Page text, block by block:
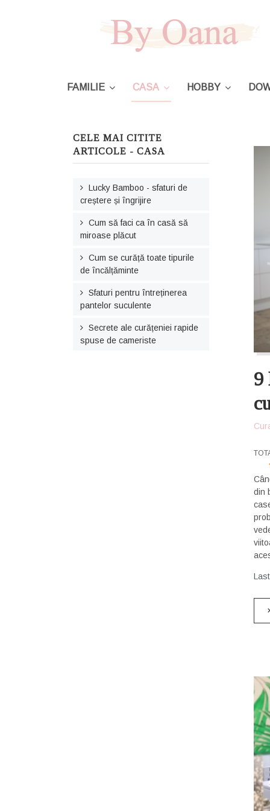
FAMILIE CASA HOBBY
9
din
CELE MAI CITITE
ARTICOLE - CASA
Lucky Bamboo - sfaturi de
creștere și îngrijire
Cum să faci ca în casă să
miroase plăcut
Cum se curăță toate tipurile
de încălțăminte
Sfaturi pentru întreținerea
pantelor suculente
Secrete ale curățeniei rapide
spuse de cameriste